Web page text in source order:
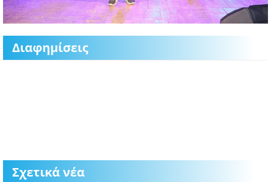
Διαφημίσεις
Σχετικά νέα